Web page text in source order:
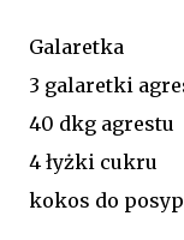
Galaretka
3 galaretki
40 dkg agrestu
4 łyżki cukru
kokos do